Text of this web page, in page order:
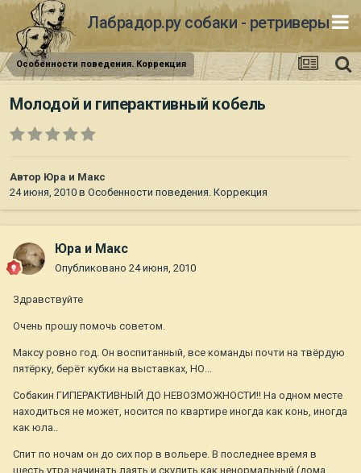
Лабрадор.ру собаки - ретриверы
Особенности поведения. Коррекция
Молодой и гиперактивный кобель
Автор Юра и Макс
24 июня, 2010 в Особенности поведения. Коррекция
Юра и Макс
Опубликовано 24 июня, 2010
Здравствуйте
Очень прошу помочь советом.
Максу ровно год. Он воспитанный, все команды почти на твёрдую
пятёрку, берёт кубки на выставках, НО...
Собакин ГИПЕРАКТИВНЫЙ ДО НЕВОЗМОЖНОСТИ!! На одном месте
находиться не может, носится по квартире иногда как конь, иногда
как юла..
Спит по ночам он до сих пор в вольере. В последнее время в
шесть утра начинать лаять и скулить как ненормальный (дома